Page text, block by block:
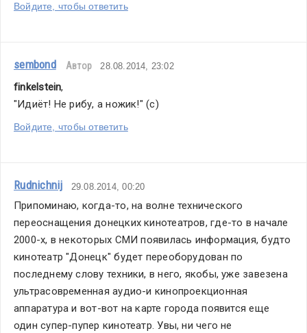
Войдите, чтобы ответить
sembond Автор 28.08.2014, 23:02
finkelstein,
"Идиёт! Не рибу, а ножик!" (с)
Войдите, чтобы ответить
Rudnichnij 29.08.2014, 00:20
Припоминаю, когда-то, на волне технического
переоснащения донецких кинотеатров, где-то в начале
2000-х, в некоторых СМИ появилась информация, будто
кинотеатр "Донецк" будет переоборудован по
последнему слову техники, в него, якобы, уже завезена
ультрасовременная аудио-и кинопроекционная
аппаратура и вот-вот на карте города появится еще
один супер-пупер кинотеатр. Увы, ни чего не